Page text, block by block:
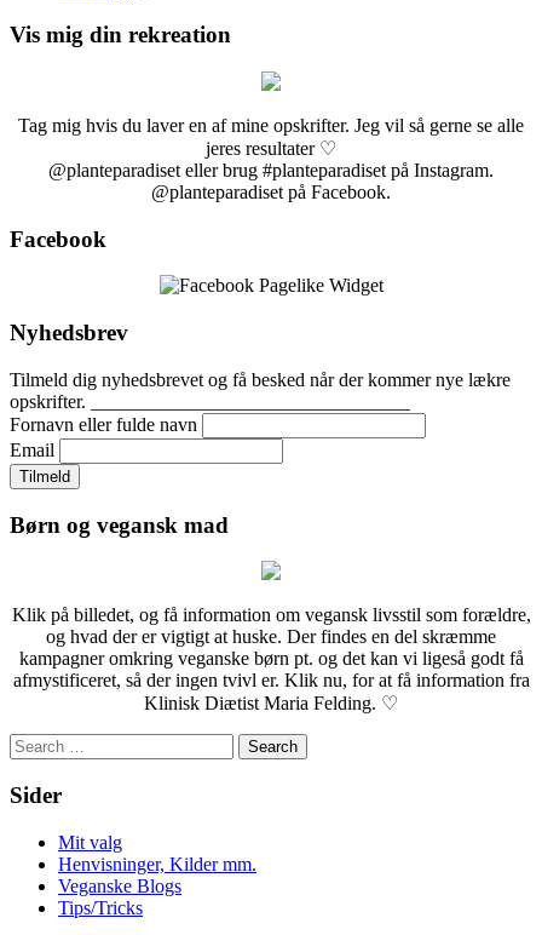
Vis mig din rekreation
Tag mig hvis du laver en af mine opskrifter. Jeg vil så gerne se alle
jeres resultater ♡
@planteparadiset eller brug #planteparadiset på Instagram.
@planteparadiset på Facebook.
Facebook
Nyhedsbrev
Tilmeld dig nyhedsbrevet og få besked når der kommer nye lækre
opskrifter. _________________________________
Fornavn eller fulde navn
Email
Børn og vegansk mad
Klik på billedet, og få information om vegansk livsstil som forældre,
og hvad der er vigtigt at huske. Der findes en del skræmme
kampagner omkring veganske børn pt. og det kan vi ligeså godt få
afmystificeret, så der ingen tvivl er. Klik nu, for at få information fra
Klinisk Diætist Maria Felding. ♡
Search
for:
Sider
Mit valg
Henvisninger, Kilder mm.
Veganske Blogs
Tips/Tricks